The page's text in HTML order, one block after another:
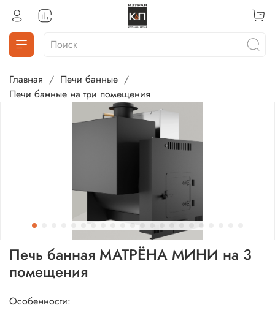
Главная
Печи банные
Печи банные на три помещения
Печь банная МАТРЁНА МИНИ на 3
помещения
Особенности: